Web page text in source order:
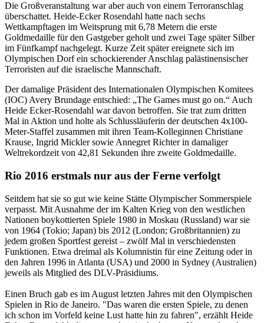
Die Großveranstaltung war aber auch von einem Terroranschlag
überschattet. Heide-Ecker Rosendahl hatte nach sechs
Wettkampftagen im Weitsprung mit 6,78 Metern die erste
Goldmedaille für den Gastgeber geholt und zwei Tage später Silber
im Fünfkampf nachgelegt. Kurze Zeit später ereignete sich im
Olympischen Dorf ein schockierender Anschlag palästinensischer
Terroristen auf die israelische Mannschaft.
Der damalige Präsident des Internationalen Olympischen Komitees
(IOC) Avery Brundage entschied: „The Games must go on.“ Auch
Heide Ecker-Rosendahl war davon betroffen. Sie trat zum dritten
Mal in Aktion und holte als Schlussläuferin der deutschen 4x100-
Meter-Staffel zusammen mit ihren Team-Kolleginnen Christiane
Krause, Ingrid Mickler sowie Annegret Richter in damaliger
Weltrekordzeit von 42,81 Sekunden ihre zweite Goldmedaille.
Rio 2016 erstmals nur aus der Ferne verfolgt
Seitdem hat sie so gut wie keine Stätte Olympischer Sommerspiele
verpasst. Mit Ausnahme der im Kalten Krieg von den westlichen
Nationen boykottierten Spiele 1980 in Moskau (Russland) war sie
von 1964 (Tokio; Japan) bis 2012 (London; Großbritannien) zu
jedem großen Sportfest gereist – zwölf Mal in verschiedensten
Funktionen. Etwa dreimal als Kolumnistin für eine Zeitung oder in
den Jahren 1996 in Atlanta (USA) und 2000 in Sydney (Australien)
jeweils als Mitglied des DLV-Präsidiums.
Einen Bruch gab es im August letzten Jahres mit den Olympischen
Spielen in Rio de Janeiro. "Das waren die ersten Spiele, zu denen
ich schon im Vorfeld keine Lust hatte hin zu fahren", erzählt Heide